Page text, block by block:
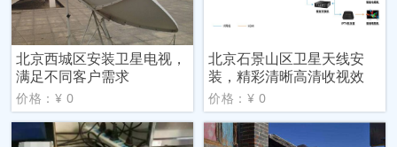
北京西城区安装卫星电视，
满足不同客户需求
价格：¥ 0
北京石景山区卫星天线安
装，精彩清晰高清收视效
价格：¥ 0